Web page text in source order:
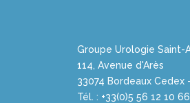
Groupe Urologie Saint-
114, Avenue d'Arès
33074 Bordeaux Cedex
Tél. : +33(0)5 56 12 10 66